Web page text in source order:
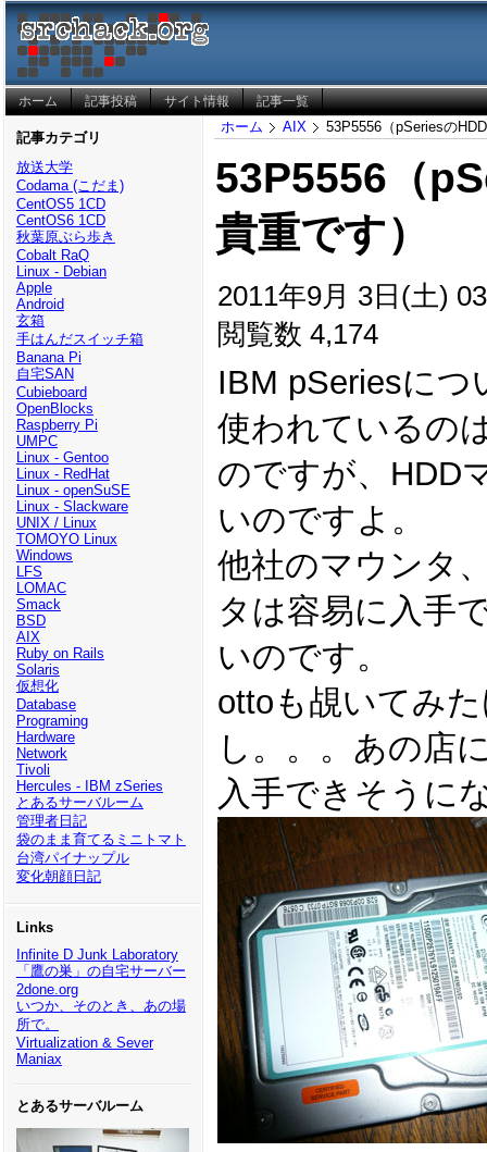
ホーム 記事投稿 サイト情報 記事一覧
記事カテゴリ
放送大学
Codama (こだま)
CentOS5 1CD
CentOS6 1CD
秋葉原ぶら歩き
Cobalt RaQ
Linux - Debian
Apple
Android
玄箱
手はんだスイッチ箱
Banana Pi
自宅SAN
Cubieboard
OpenBlocks
Raspberry Pi
UMPC
Linux - Gentoo
Linux - RedHat
Linux - openSuSE
Linux - Slackware
UNIX / Linux
TOMOYO Linux
Windows
LFS
LOMAC
Smack
BSD
AIX
Ruby on Rails
Solaris
仮想化
Database
Programing
Hardware
Network
Tivoli
Hercules - IBM zSeries
とあるサーバルーム
管理者日記
袋のまま育てるミニトマト
台湾パイナップル
変化朝顔日記
Links
Infinite D Junk Laboratory
「鷹の巣」の自宅サーバー
2done.org
いつか、そのとき、あの場
所で。
Virtualization & Sever
Maniax
とあるサーバルーム
ホーム AIX 53P5556（pSeriesの
53P5556（
貴重です）
2011年9月 3日(土)
閲覧数 4,174
IBM pSeriesにつ
使われているの
のですが、HDD
いのですよ。
他社のマウンタ
タは容易に入手
いのです。
ottoも覘いてみ
し。。。あの店
入手できそうに